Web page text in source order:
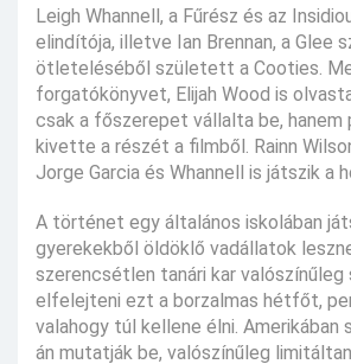
Leigh Whannell, a Fűrész és az
elindítója, illetve Ian Brennan, a Glee
ötleteléséből született a Cooties.
forgatókönyvet, Elijah Wood is
csak a főszerepet vállalta be, hanem
kivette a részét a filmből. Rainn
Jorge Garcia és Whannell is játszik a
A történet egy általános iskolában
gyerekekből öldöklő vadállatok
szerencsétlen tanári kar valószínűleg
elfelejteni ezt a borzalmas hétfőt,
valahogy túl kellene élni. Amerikában
án mutatják be, valószínűleg